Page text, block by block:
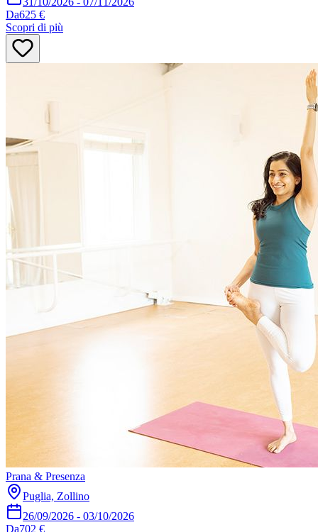
Da625 €
Scopri di più
Prana & Presenza
Puglia, Zollino
26/09/2026 - 03/10/2026
Da702 €